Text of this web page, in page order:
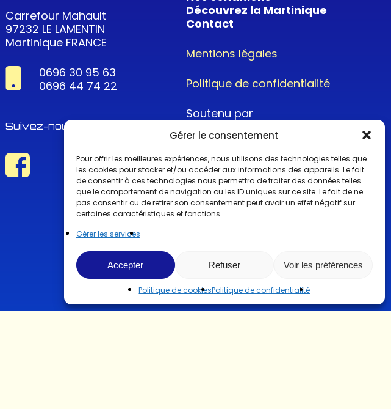
Gérer le consentement
Pour offrir les meilleures expériences, nous utilisons des technologies telles que
les cookies pour stocker et/ou accéder aux informations des appareils. Le fait
de consentir à ces technologies nous permettra de traiter des données telles
que le comportement de navigation ou les ID uniques sur ce site. Le fait de ne
pas consentir ou de retirer son consentement peut avoir un effet négatif sur
certaines caractéristiques et fonctions.
Gérer les services
Accepter Refuser Voir les préférences
Politique de cookiesPolitique de confidentialité
Carrefour Mahault
97232 LE LAMENTIN
Martinique FRANCE
0696 30 95 63
0696 44 74 22
Suivez-nous !
Découvrez la Martinique
Contact
Mentions légales
Politique de confidentialité
Soutenu par
@2022CopyrightTurboCar